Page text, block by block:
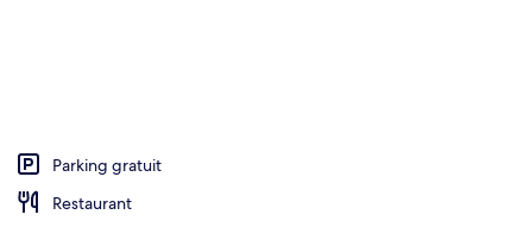
Parking gratuit
Restaurant